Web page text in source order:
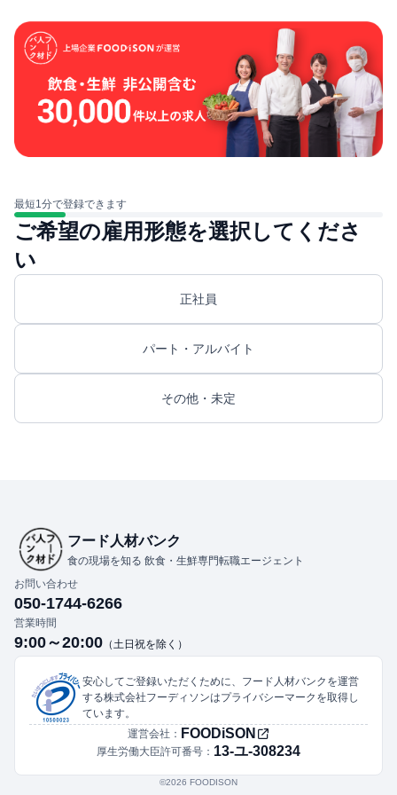
最短1分で登録できます
ご希望の雇用形態を選択してくださ
い
正社員
パート・アルバイト
その他・未定
フード人材バンク
食の現場を知る 飲食・生鮮専門転職エージェント
お問い合わせ
050-1744-6266
営業時間
9:00～20:00 （土日祝を除く）
安心してご登録いただくために、フード人材バンクを運営
する株式会社フーディソンはプライバシーマークを取得し
ています。
運営会社： FOODiSON
厚生労働大臣許可番号： 13-ユ-308234
©︎2026 FOODISON